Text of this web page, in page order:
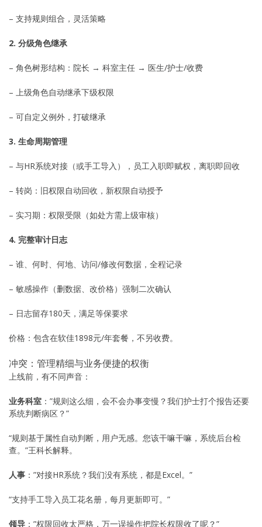
– 支持规则组合，灵活策略
2. 分级角色继承
– 角色树形结构：院长 → 科室主任 → 医生/护士/收费
– 上级角色自动继承下级权限
– 可自定义例外，打破继承
3. 生命周期管理
– 与HR系统对接（或手工导入），员工入职即赋权，离职即回收
– 转岗：旧权限自动回收，新权限自动授予
– 实习期：权限受限（如处方需上级审核）
4. 完整审计日志
– 谁、何时、何地、访问/修改何数据，全程记录
– 敏感操作（删数据、改价格）强制二次确认
– 日志留存180天，满足等保要求
价格：包含在软佳1898元/年套餐，不另收费。
冲突：管理精细与业务便捷的权衡
上线前，有不同声音：
业务科室 ：”规则这么细，会不会办事变慢？我们护士打个报告还要
系统判断病区？”
“规则基于属性自动判断，用户无感。您该干嘛干嘛，系统后台检
查。”王科长解释。
人事 ：”对接HR系统？我们没有系统，都是Excel。”
“支持手工导入员工花名册，每月更新即可。”
领导 ：”权限回收太严格，万一误操作把院长权限收了呢？”